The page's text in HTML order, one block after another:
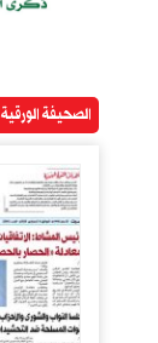
الصحيفة الورقية